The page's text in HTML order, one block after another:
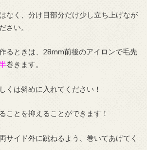
なく、分け目部分だけ少し立ち上げなが
さい。
るときは、28mm前後のアイロンで毛先
巻きます。
くは斜めに入れてください！
ことを抑えることができます！
サイド外に跳ねるよう、巻いてあげてく